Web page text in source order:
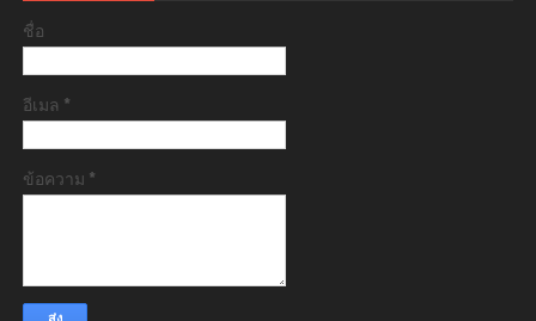
ชื่อ
อีเมล *
ข้อความ *